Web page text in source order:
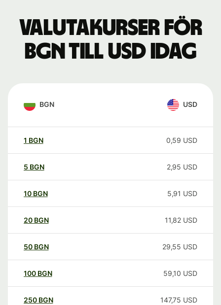
Valutakurser för
BGN till USD idag
BGN USD
1 BGN 0,59 USD
5 BGN 2,95 USD
10 BGN 5,91 USD
20 BGN 11,82 USD
50 BGN 29,55 USD
100 BGN 59,10 USD
250 BGN 147,75 USD